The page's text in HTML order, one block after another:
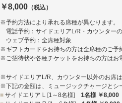
￥8,000 （税込）
※予約方法により承れる席種が異なります。
電話予約：サイドエリアL/R・カウンター
ウェブ予約：全席種対象
※ギフトカードをお持ちの方は全席種のご予
※ご招待状や各種チケットをお持ちの方はお
※サイドエリアL/R、カウンター以外のお席
※下記の金額は、ミュージックチャージとシ
■ サイドエリア L [1～8名様] 1名様 ￥8,000